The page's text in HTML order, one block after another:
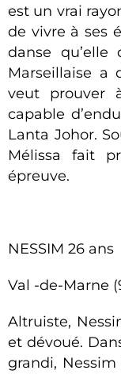
est un vrai
de vivre à ses
danse qu’elle
Marseillaise a
veut prouver
capable
Lanta Johor.
Mélissa fait
épreuve.
NESSIM 26 ans
Val -de-Marne
Altruiste,
et dévoué.
grandi,